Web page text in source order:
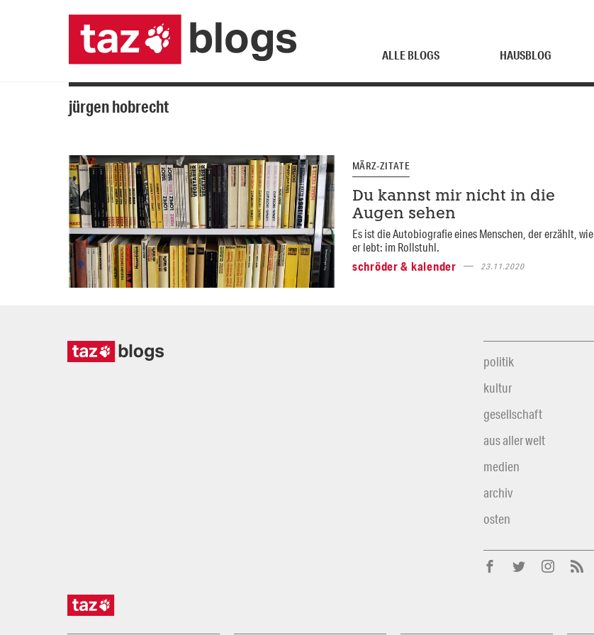
ALLE BLOGS HAUSBLOG
jürgen hobrecht
MÄRZ-ZITATE
Du kannst mir nicht in die
Augen sehen
Es ist die Autobiografie eines Menschen, der erzählt, wie
er lebt: im Rollstuhl.
schröder & kalender
23.11.2020
politik
kultur
gesellschaft
aus aller welt
medien
archiv
osten